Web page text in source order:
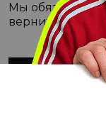
Мы
вернитесь на